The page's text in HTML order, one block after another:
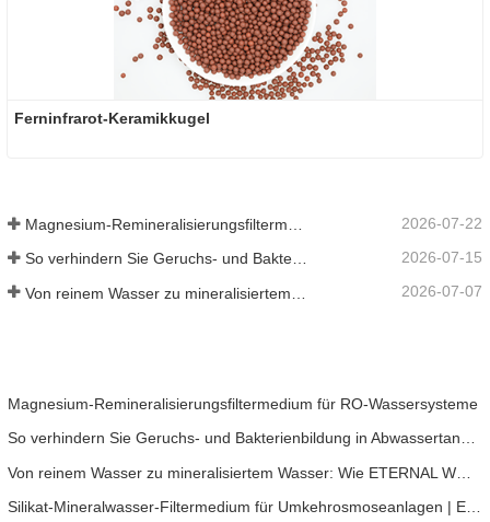
Ferninfrarot-Keramikkugel
2026-07-22
So verhindern Sie Geruchs- und Bakterienbildung in Abwassertanks von Scheuersaugmaschinen 2026-07-15
2026-07-07
Magnesium-Remineralisierungsfiltermedium für RO-Wassersysteme
So verhindern Sie Geruchs- und Bakterienbildung in Abwassertanks von Scheuersaugmaschinen